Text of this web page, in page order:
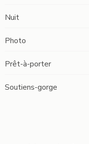
Nuit
Photo
Prêt-à-porter
Soutiens-gorge